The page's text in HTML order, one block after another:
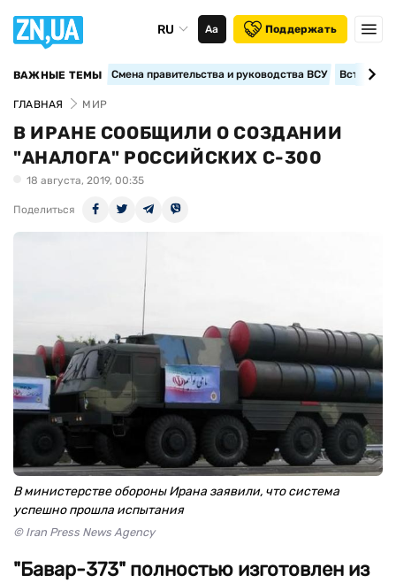
RU Аа Поддержать
ВАЖНЫЕ ТЕМЫ Смена правительства и руководства ВСУ
ГЛАВНАЯ МИР
В ИРАНЕ СООБЩИЛИ О СОЗДАНИИ
"АНАЛОГА" РОССИЙСКИХ С-300
18 августа, 2019, 00:35
Поделиться
В министерстве обороны Ирана заявили, что система
успешно прошла испытания
© Iran Press News Agency
"Бавар-373" полностью изготовлен из